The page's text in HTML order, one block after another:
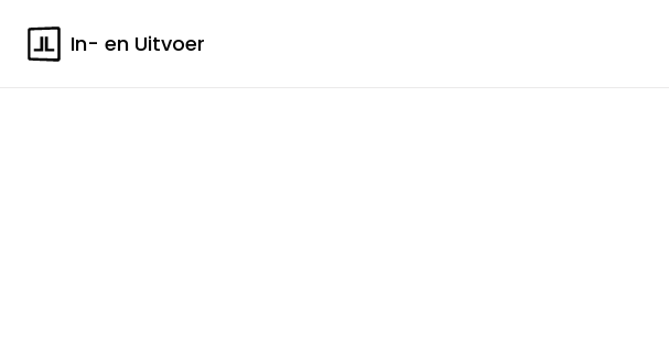
In- en Uitvoer